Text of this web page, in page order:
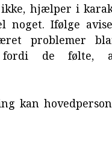
hjælper i
noget. Ifølge
problemer
fordi de
kan